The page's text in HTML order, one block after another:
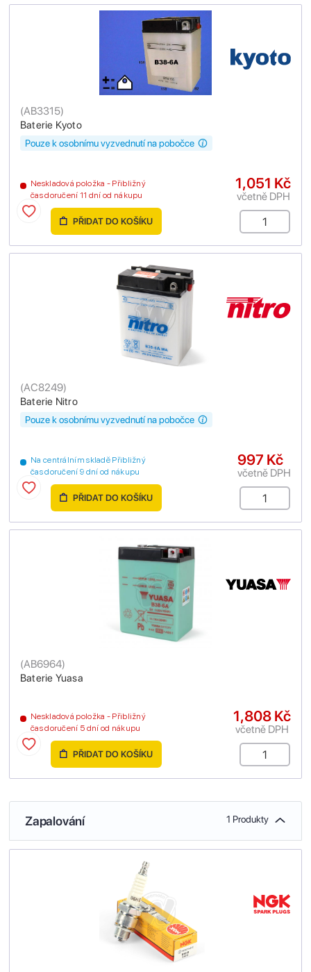
Baterie Kyoto
(AB3315)
Neskladová položka - Přibližný
čas doručení 11 dní od nákupu
Pouze k osobnímu vyzvednutí na pobočce
1,051 Kč
včetně DPH
PŘIDAT DO KOŠÍKU
Baterie Nitro
(AC8249)
Na centrálním skladě Přibližný
čas doručení 9 dní od nákupu
Pouze k osobnímu vyzvednutí na pobočce
997 Kč
včetně DPH
PŘIDAT DO KOŠÍKU
Baterie Yuasa
(AB6964)
Neskladová položka - Přibližný
čas doručení 5 dní od nákupu
1,808 Kč
včetně DPH
PŘIDAT DO KOŠÍKU
Zapalování 1 Produkty